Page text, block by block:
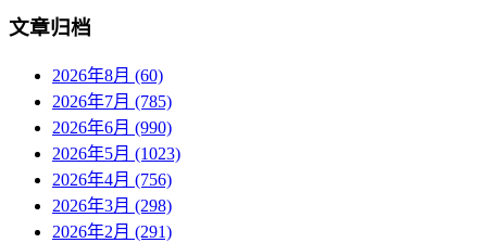
文章归档
2026年8月 (60)
2026年7月 (785)
2026年6月 (990)
2026年5月 (1023)
2026年4月 (756)
2026年3月 (298)
2026年2月 (291)